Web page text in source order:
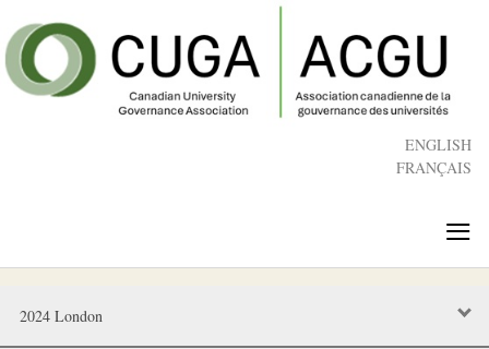
to
main
content
ENGLISH
FRANÇAIS
≡
2024 London